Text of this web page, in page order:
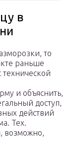
в
то
раньше
и объяснить,
доступ,
действий
Тех.
возможно,